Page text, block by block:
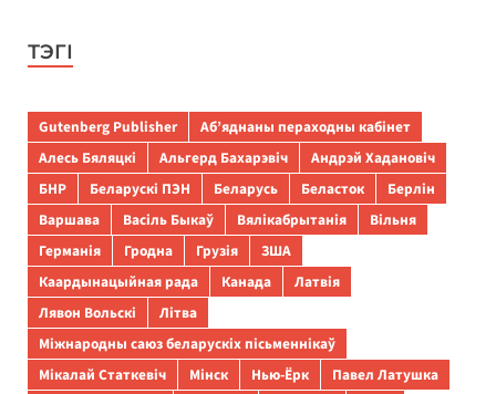
ТЭГІ
Gutenberg Publisher
Аб’яднаны пераходны кабінет
Алесь Бяляцкі
Альгерд Бахарэвіч
Андрэй Хадановіч
БНР
Беларускі ПЭН Беларусь Беласток
Берлін
Варшава
Васіль Быкаў Вялікабрытанія
Вільня
Германія
Гродна Грузія
ЗША
Каардынацыйная рада
Канада
Латвія
Лявон Вольскі
Літва
Міжнародны саюз беларускіх пісьменнікаў
Мікалай Статкевіч
Мінск Нью-Ёрк
Павел Латушка